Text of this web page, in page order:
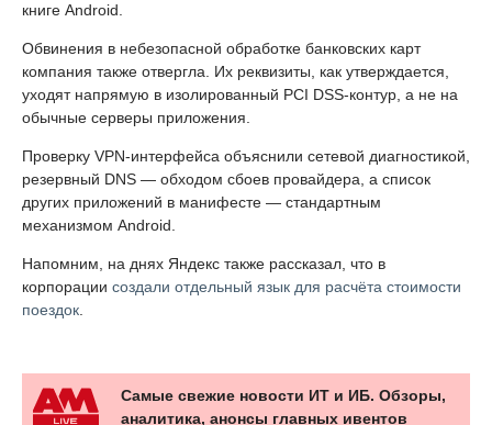
книге Android.
Обвинения в небезопасной обработке банковских карт
компания также отвергла. Их реквизиты, как утверждается,
уходят напрямую в изолированный PCI DSS-контур, а не на
обычные серверы приложения.
Проверку VPN-интерфейса объяснили сетевой диагностикой,
резервный DNS — обходом сбоев провайдера, а список
других приложений в манифесте — стандартным
механизмом Android.
Напомним, на днях Яндекс также рассказал, что в
корпорации создали отдельный язык для расчёта стоимости
поездок
Самые свежие новости ИТ и ИБ. Обзоры,
аналитика, анонсы главных ивентов